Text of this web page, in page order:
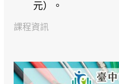
元）。
課程資訊